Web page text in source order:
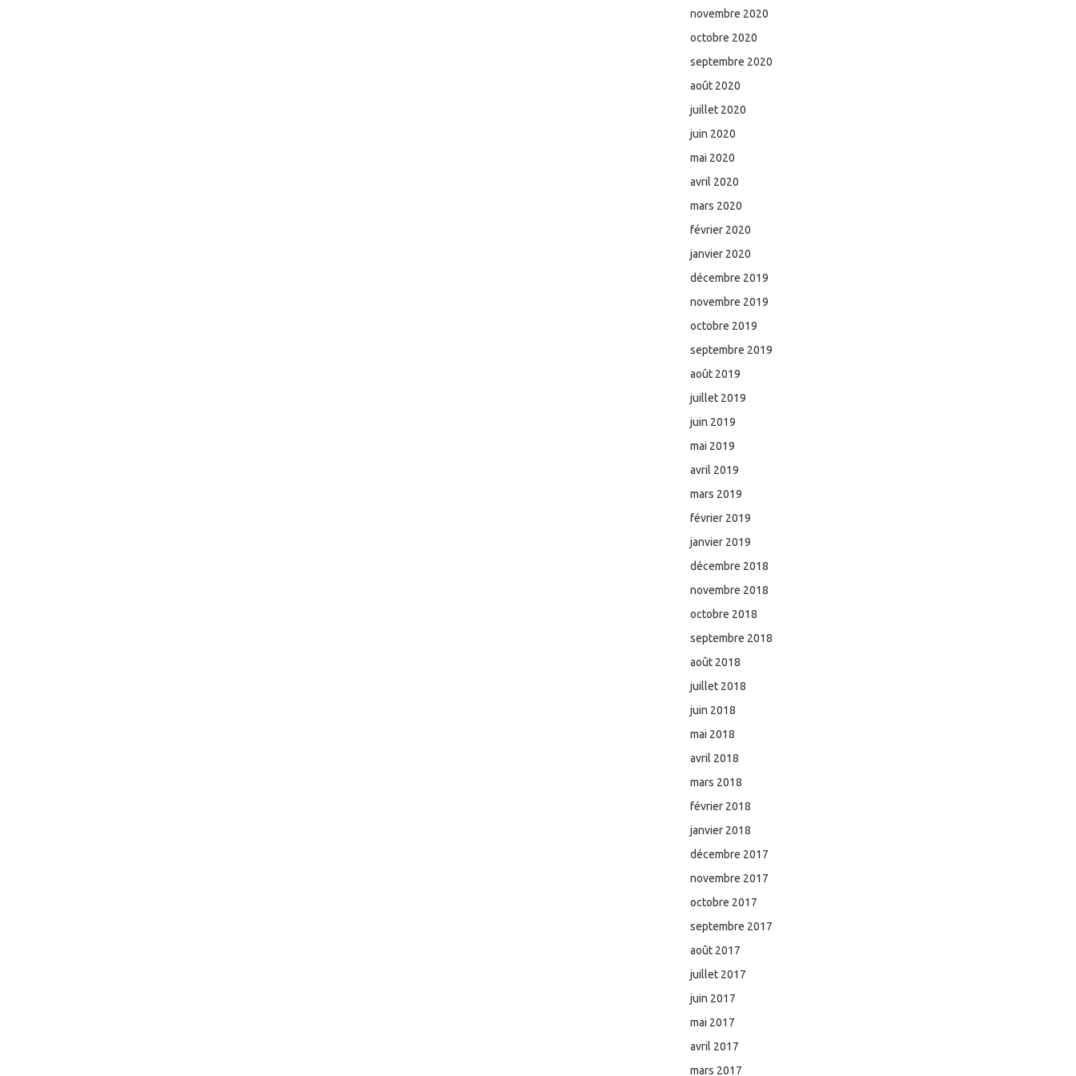
novembre 2020
octobre 2020
septembre 2020
août 2020
juillet 2020
juin 2020
mai 2020
avril 2020
mars 2020
février 2020
janvier 2020
décembre 2019
novembre 2019
octobre 2019
septembre 2019
août 2019
juillet 2019
juin 2019
mai 2019
avril 2019
mars 2019
février 2019
janvier 2019
décembre 2018
novembre 2018
octobre 2018
septembre 2018
août 2018
juillet 2018
juin 2018
mai 2018
avril 2018
mars 2018
février 2018
janvier 2018
décembre 2017
novembre 2017
octobre 2017
septembre 2017
août 2017
juillet 2017
juin 2017
mai 2017
avril 2017
mars 2017